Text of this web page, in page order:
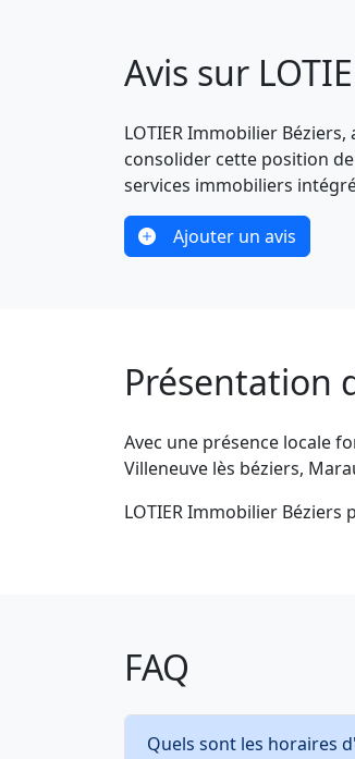
Avis sur
LOTIER Immobilier
consolider cette position
services immobiliers
Ajouter un avis
Présentation
Avec une présence locale
Villeneuve lès béziers,
LOTIER Immobilier
FAQ
Quels sont les horaires